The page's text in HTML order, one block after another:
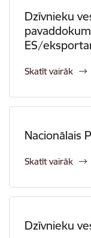
Dzīvnieku
ES/
Skatīt vairāk
Nacionālais
Skatīt vairāk
Dzīvnieku